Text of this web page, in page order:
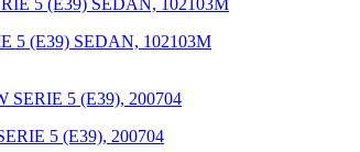
5 (E39) SEDAN, 102103M
5 (E39), 200704